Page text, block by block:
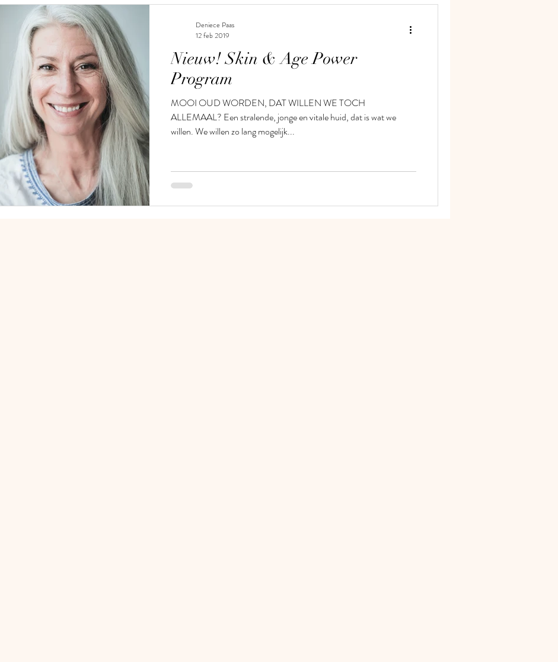
Nieuw! Skin & Age Power
Program
MOOI OUD WORDEN, DAT WILLEN WE TOCH
ALLEMAAL? Een stralende, jonge en vitale huid, dat is wat we
willen. We willen zo lang mogelijk...
Deniece Paas
12 feb 2019